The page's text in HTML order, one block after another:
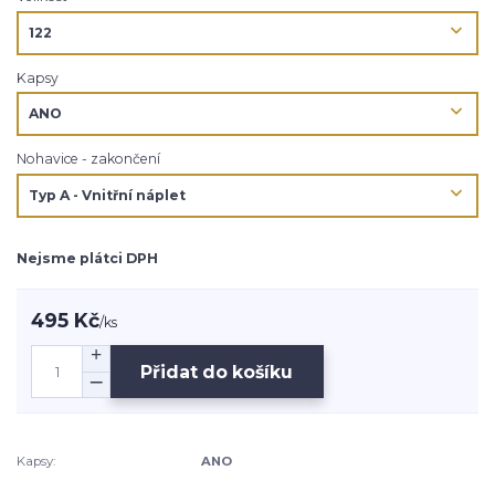
Kapsy
Nohavice - zakončení
Nejsme plátci DPH
495 Kč/ks
Přidat do košíku
Kapsy: ANO